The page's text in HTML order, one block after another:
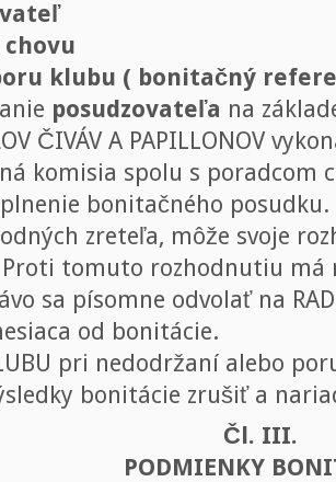
klubu ( bonitačný
posudzovateľa na
ČIVÁV A PAPILLONOV
komisia spolu s poradcom
bonitačného
zreteľa, môže svoje
Proti tomuto rozhodnutiu
sa písomne odvolať na
od bonitácie.
pri nedodržaní alebo
bonitácie zrušiť a
Čl. III.
PODMIENKY